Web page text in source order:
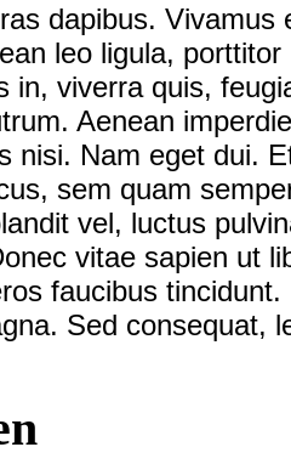
dapibus.
leo ligula,
in, viverra quis,
Aenean
nisi. Nam eget dui.
sem quam
vel, luctus
vitae sapien ut
faucibus
Sed consequat,